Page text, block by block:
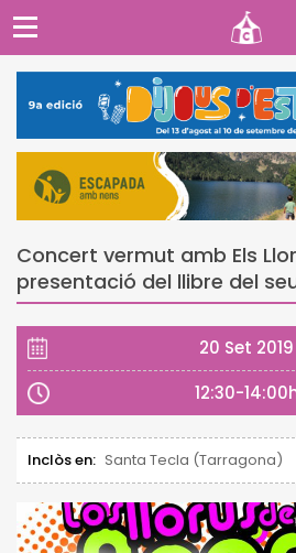
Concert vermut amb Els
presentació del llibre del
20 Set 2019
12:30-
Inclòs en: Santa Tecla (Tarragona)